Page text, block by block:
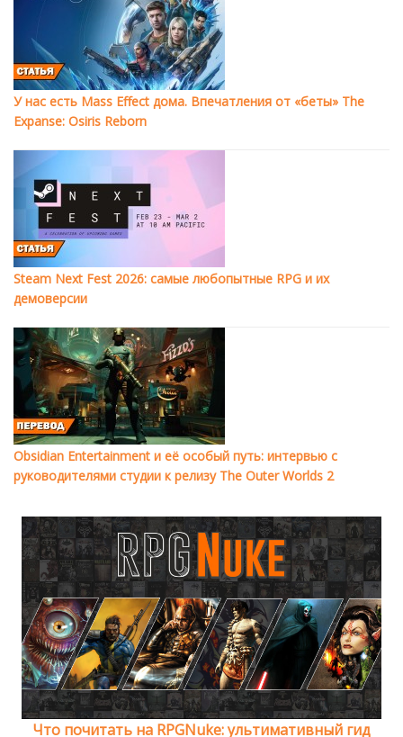
У нас есть Mass Effect дома. Впечатления от «беты» The
Expanse: Osiris Reborn
Steam Next Fest 2026: самые любопытные RPG и их
демоверсии
Obsidian Entertainment и её особый путь: интервью с
руководителями студии к релизу The Outer Worlds 2
Что почитать на RPGNuke: ультимативный гид